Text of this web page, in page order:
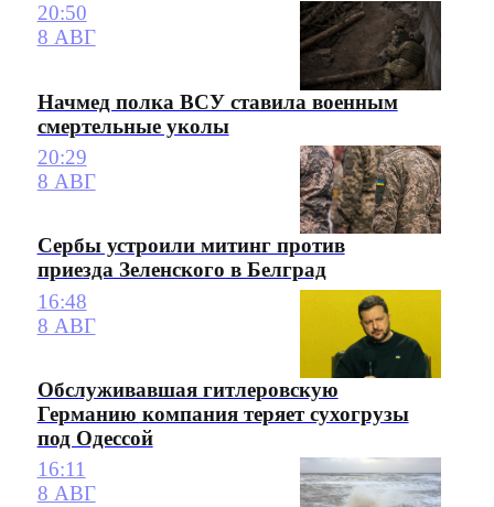
20:50
8 АВГ
Начмед полка ВСУ ставила военным
смертельные уколы
20:29
8 АВГ
Сербы устроили митинг против
приезда Зеленского в Белград
16:48
8 АВГ
Обслуживавшая гитлеровскую
Германию компания теряет сухогрузы
под Одессой
16:11
8 АВГ